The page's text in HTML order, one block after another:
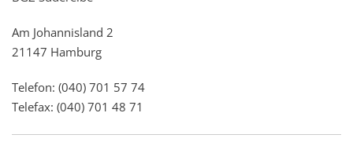
Am Johannisland 2
21147 Hamburg
Telefon: (040) 701 57 74
Telefax: (040) 701 48 71